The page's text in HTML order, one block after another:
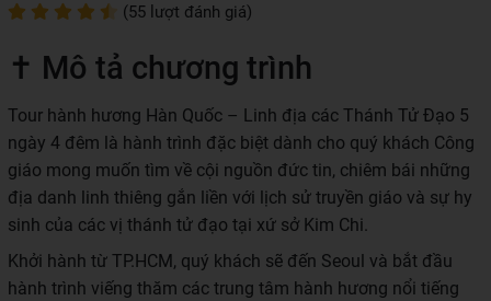
(55 lượt đánh giá)
✝️ Mô tả chương trình
Tour hành hương Hàn Quốc – Linh địa các Thánh Tử Đạo 5
ngày 4 đêm là hành trình đặc biệt dành cho quý khách Công
giáo mong muốn tìm về cội nguồn đức tin, chiêm bái những
địa danh linh thiêng gắn liền với lịch sử truyền giáo và sự hy
sinh của các vị thánh tử đạo tại xứ sở Kim Chi.
Khởi hành từ TP.HCM, quý khách sẽ đến Seoul và bắt đầu
hành trình viếng thăm các trung tâm hành hương nổi tiếng